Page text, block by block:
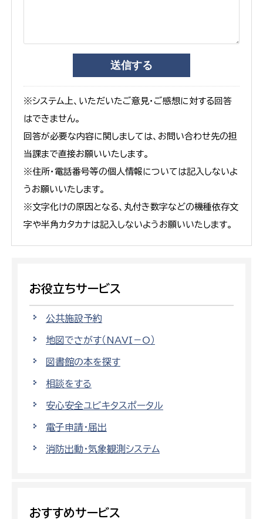
※システム上、いただいたご意見・ご感想に対する回答
はできません。
回答が必要な内容に関しましては、お問い合わせ先の担
当課まで直接お願いいたします。
※住所・電話番号等の個人情報については記入しないよ
うお願いいたします。
※文字化けの原因となる、丸付き数字などの機種依存文
字や半角カタカナは記入しないようお願いいたします。
お役立ちサービス
公共施設予約
地図でさがす（NAVI－O）
図書館の本を探す
相談をする
安心安全ユビキタスポータル
電子申請・届出
消防出動・気象観測システム
おすすめサービス